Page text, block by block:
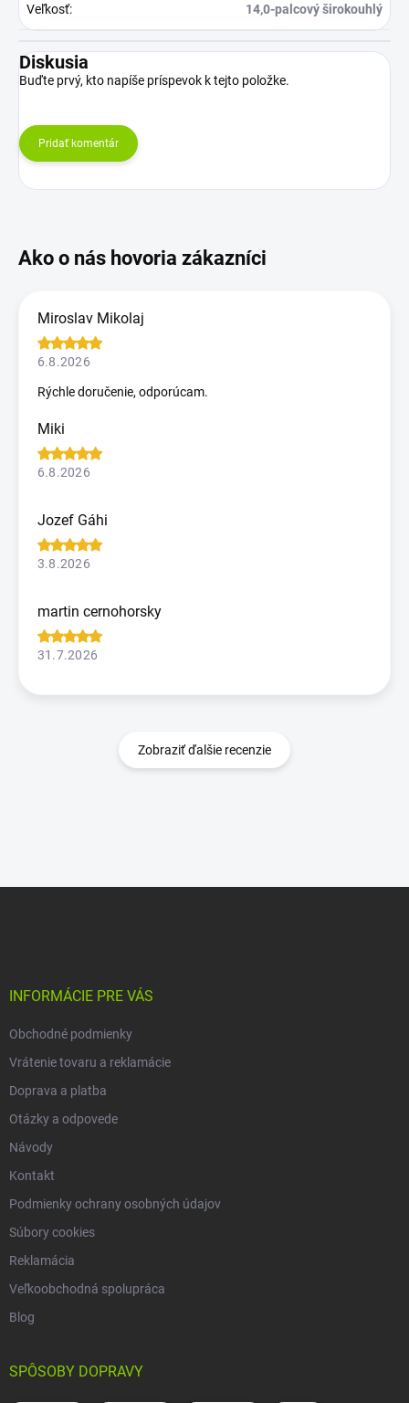
Veľkosť: 14,0-palcový širokouhlý
Diskusia
Buďte prvý, kto napíše príspevok k tejto položke.
Pridať komentár
Miroslav Mikolaj
6.8.2026
Rýchle doručenie, odporúcam.
Miki
6.8.2026
Jozef Gáhi
3.8.2026
martin cernohorsky
31.7.2026
Zobraziť ďalšie recenzie
INFORMÁCIE PRE VÁS
Obchodné podmienky
Vrátenie tovaru a reklamácie
Doprava a platba
Otázky a odpovede
Návody
Kontakt
Podmienky ochrany osobných údajov
Súbory cookies
Reklamácia
Veľkoobchodná spolupráca
Blog
SPÔSOBY DOPRAVY